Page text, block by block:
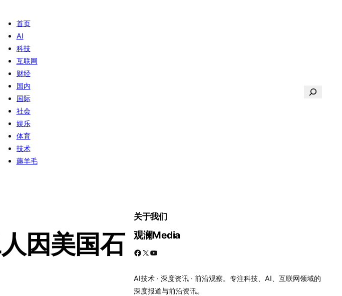
首页
AI
科技
互联网
财经
国内
国际
社会
娱乐
体育
技术
薅羊毛
搜
因美国石
关于我们
观澜Media
Facebook X YouTube
AI技术 · 深度资讯 · 前沿观察。专注科技、AI、互联网领域的
深度报道与前沿资讯。